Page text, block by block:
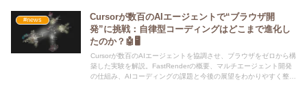
#news
Cursorが数百のAIエージェントで“ブラウザ開
発”に挑戦：自律型コーディングはどこまで進化し
たのか？🤖🖥️
Cursorが数百のAIエージェントを協調させ、ブラウザをゼロから構
築した実験を解説。FastRenderの概要、マルチエージェント開発
の仕組み、AIコーディングの課題と今後の展望をわかりやすく整理